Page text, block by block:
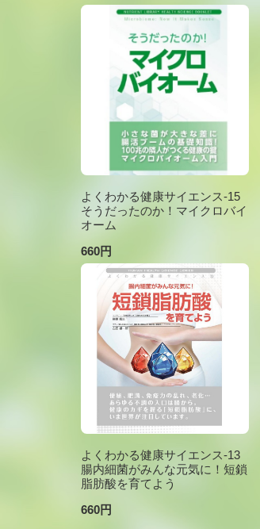
よくわかる健康サイエンス-15
そうだったのか！マイクロバイ
オーム
660円
よくわかる健康サイエンス-13
腸内細菌がみんな元気に！短鎖
脂肪酸を育てよう
660円